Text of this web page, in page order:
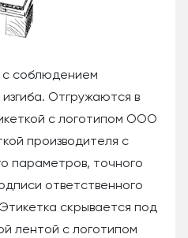
с соблюдением
Отгружаются в
с логотипом ООО
производителя с
параметров, точного
ответственного
скрывается под
лентой с логотипом